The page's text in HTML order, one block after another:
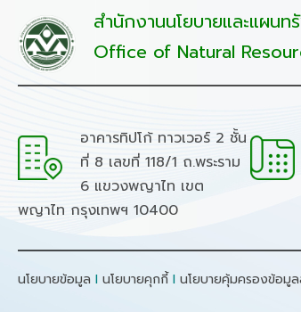
สำนักงานนโยบายและแผน
Office of Natural
อาคารทิปโก้ ทาวเวอร์ 2 ชั้น
ที่ 8 เลขที่ 118/1 ถ.พระราม
6 แขวงพญาไท เขต
พญาไท กรุงเทพฯ 10400
นโยบายข้อมูล I นโยบายคุกกี้ I นโยบายคุ้มครองข้อมู